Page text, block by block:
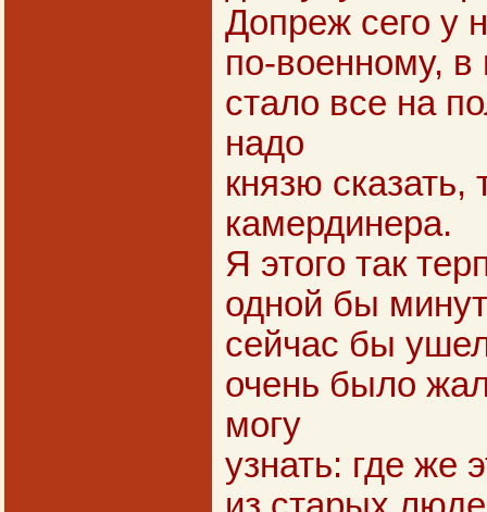
Допреж сего у
по-военному, в
стало все на
надо
князю сказать,
камердинера.
Я этого так
одной бы
сейчас бы
очень было
могу
узнать: где же